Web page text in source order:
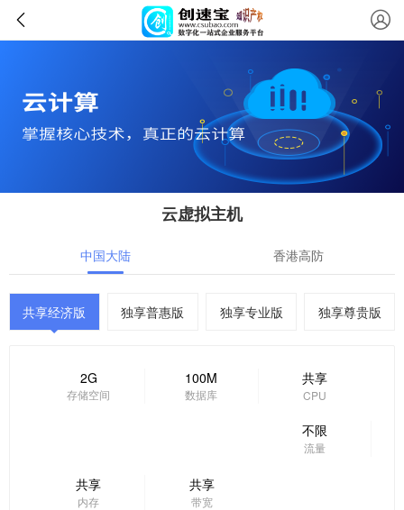
云虚拟主机
中国大陆 香港高防
共享经济版 独享普惠版 独享专业版 独享尊贵版
2G
存储空间
100M
数据库
共享
CPU
不限
流量
共享
内存
共享
带宽